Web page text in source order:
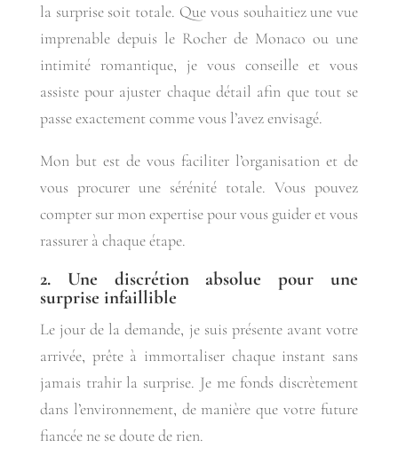
la surprise soit totale. Que vous souhaitiez une vue
imprenable depuis le Rocher de Monaco ou une
intimité romantique, je vous conseille et vous
assiste pour ajuster chaque détail afin que tout se
passe exactement comme vous l’avez envisagé.
Mon but est de vous faciliter l’organisation et de
vous procurer une sérénité totale. Vous pouvez
compter sur mon expertise pour vous guider et vous
rassurer à chaque étape.
2. Une discrétion absolue pour une
surprise infaillible
Le jour de la demande, je suis présente avant votre
arrivée, prête à immortaliser chaque instant sans
jamais trahir la surprise. Je me fonds discrètement
dans l’environnement, de manière que votre future
fiancée ne se doute de rien.